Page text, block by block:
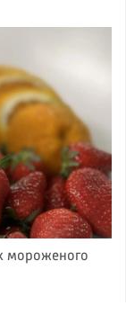
мороженого